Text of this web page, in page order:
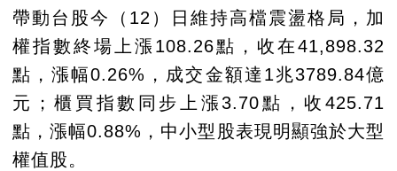
帶動台股今（12）日維持高檔震盪格局，加
權指數終場上漲108.26點，收在41,898.32
點，漲幅0.26%，成交金額達1兆3789.84億
元；櫃買指數同步上漲3.70點，收425.71
點，漲幅0.88%，中小型股表現明顯強於大型
權值股。